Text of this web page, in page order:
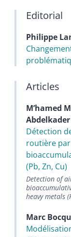
Editorial
Philippe
Articles
Mʼhamed
Abdelkader
Détection
routière par
(Pb, Zn, Cu)
Detection of
heavy metals
Marc